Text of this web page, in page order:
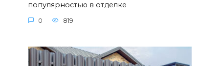
популярностью в отделке
0 819